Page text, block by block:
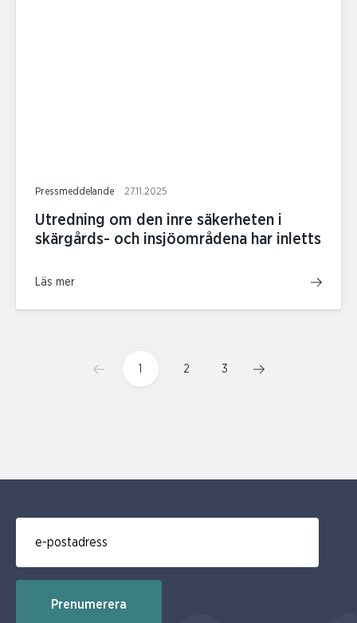
Pressmeddelande 27.11.2025
Utredning om den inre säkerheten i
skärgårds- och insjöområdena har inletts
Läs mer
1 2 3
Prenumerera